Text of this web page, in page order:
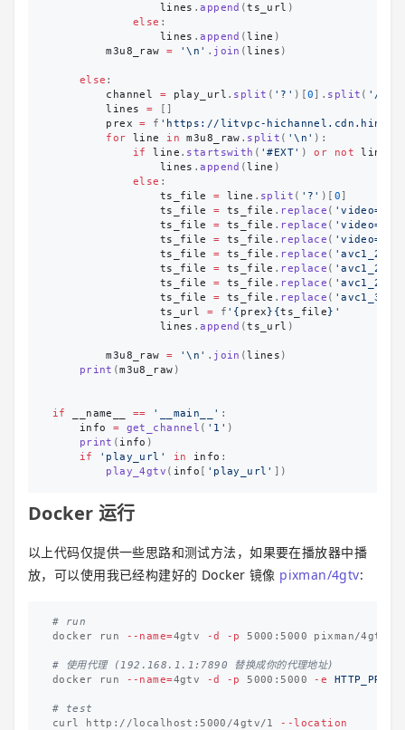
lines .append (ts_url )
else :
lines .append (line )
m3u8_raw
= '\n ' . join (lines )
else :
channel
= play_url . split ( ' ? ' )[0 ]. split ( ' /
lines
=
[]
prex
= f ' https://litvpc-
for
line in m3u8_raw . split ( '\n ' ):
if
line . startswith ( '#EXT' ) or not line
lines .append (line )
else :
ts_file
= line . split ( ' ? ' )[ 0 ]
ts_file
= ts_file . replace ( '
ts_file
= ts_file . replace ( '
ts_file
= ts_file . replace ( '
ts_file
= ts_file . replace ( '
ts_file
= ts_file . replace ( '
ts_file
= ts_file . replace ( '
ts_file
= ts_file . replace ( '
ts_url
= f ' { prex}{ts_file} '
lines .append (ts_url )
m3u8_raw = '\n ' . join (lines )
print (m3u8_raw )
if __name__ == ' __main__ ' :
info
= get_channel ( ' 1 ' )
print ( info )
if
' play_url ' in info :
play_4gtv ( info [ ' play_url ' ])
Docker 运行
以上代码仅提供一些思路和测试方法，如果要在播放器中播
放，可以使用我已经构建好的 Docker 镜像 pixman/4gtv:
# run
docker run
--name=4gtv -d -p 5000:5000 pixman/4gtv
# 使用代理 (192.168.1.1:7890 替换成你的代理地址)
docker run
--name=4gtv -d -p 5000:5000 -e HTTP_PROXY
# test
curl http://localhost:5000/4gtv/1
--location